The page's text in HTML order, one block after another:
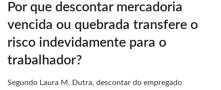
Por que descontar mercadoria
vencida ou quebrada transfere o
risco indevidamente para o
trabalhador?
Segundo Laura M. Dutra, descontar do empregado